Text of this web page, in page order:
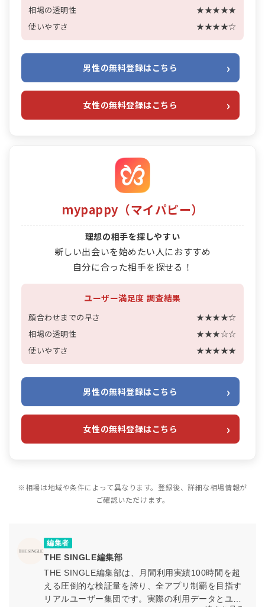
相場の透明性
★★★★★
使いやすさ
★★★★☆
男性の無料登録はこちら
女性の無料登録はこちら
mypappy（マイパピー）
理想の相手を探しやすい
新しい出会いを始めたい人におすすめ
自分に合った相手を探せる！
ユーザー満足度 調査結果
顔合わせまでの早さ
★★★★☆
相場の透明性
★★★☆☆
使いやすさ
★★★★★
男性の無料登録はこちら
女性の無料登録はこちら
※相場は地域や条件によって異なります。登録後、詳細な相場情報が
ご確認いただけます。
編集者
THE SINGLE編集部
THE SINGLE編集部は、月間利用実績100時間を超
える圧倒的な検証量を誇り、全アプリ制覇を目指す
リアルユーザー集団です。実際の利用データとユー